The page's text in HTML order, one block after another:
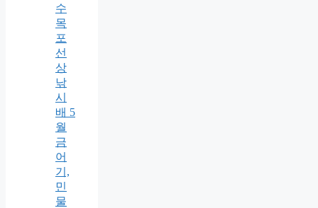
수
목
포
선
상
낚
시
배 5
월
금
어
기,
민
물